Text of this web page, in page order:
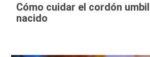
Cómo cuidar el cordón
nacido